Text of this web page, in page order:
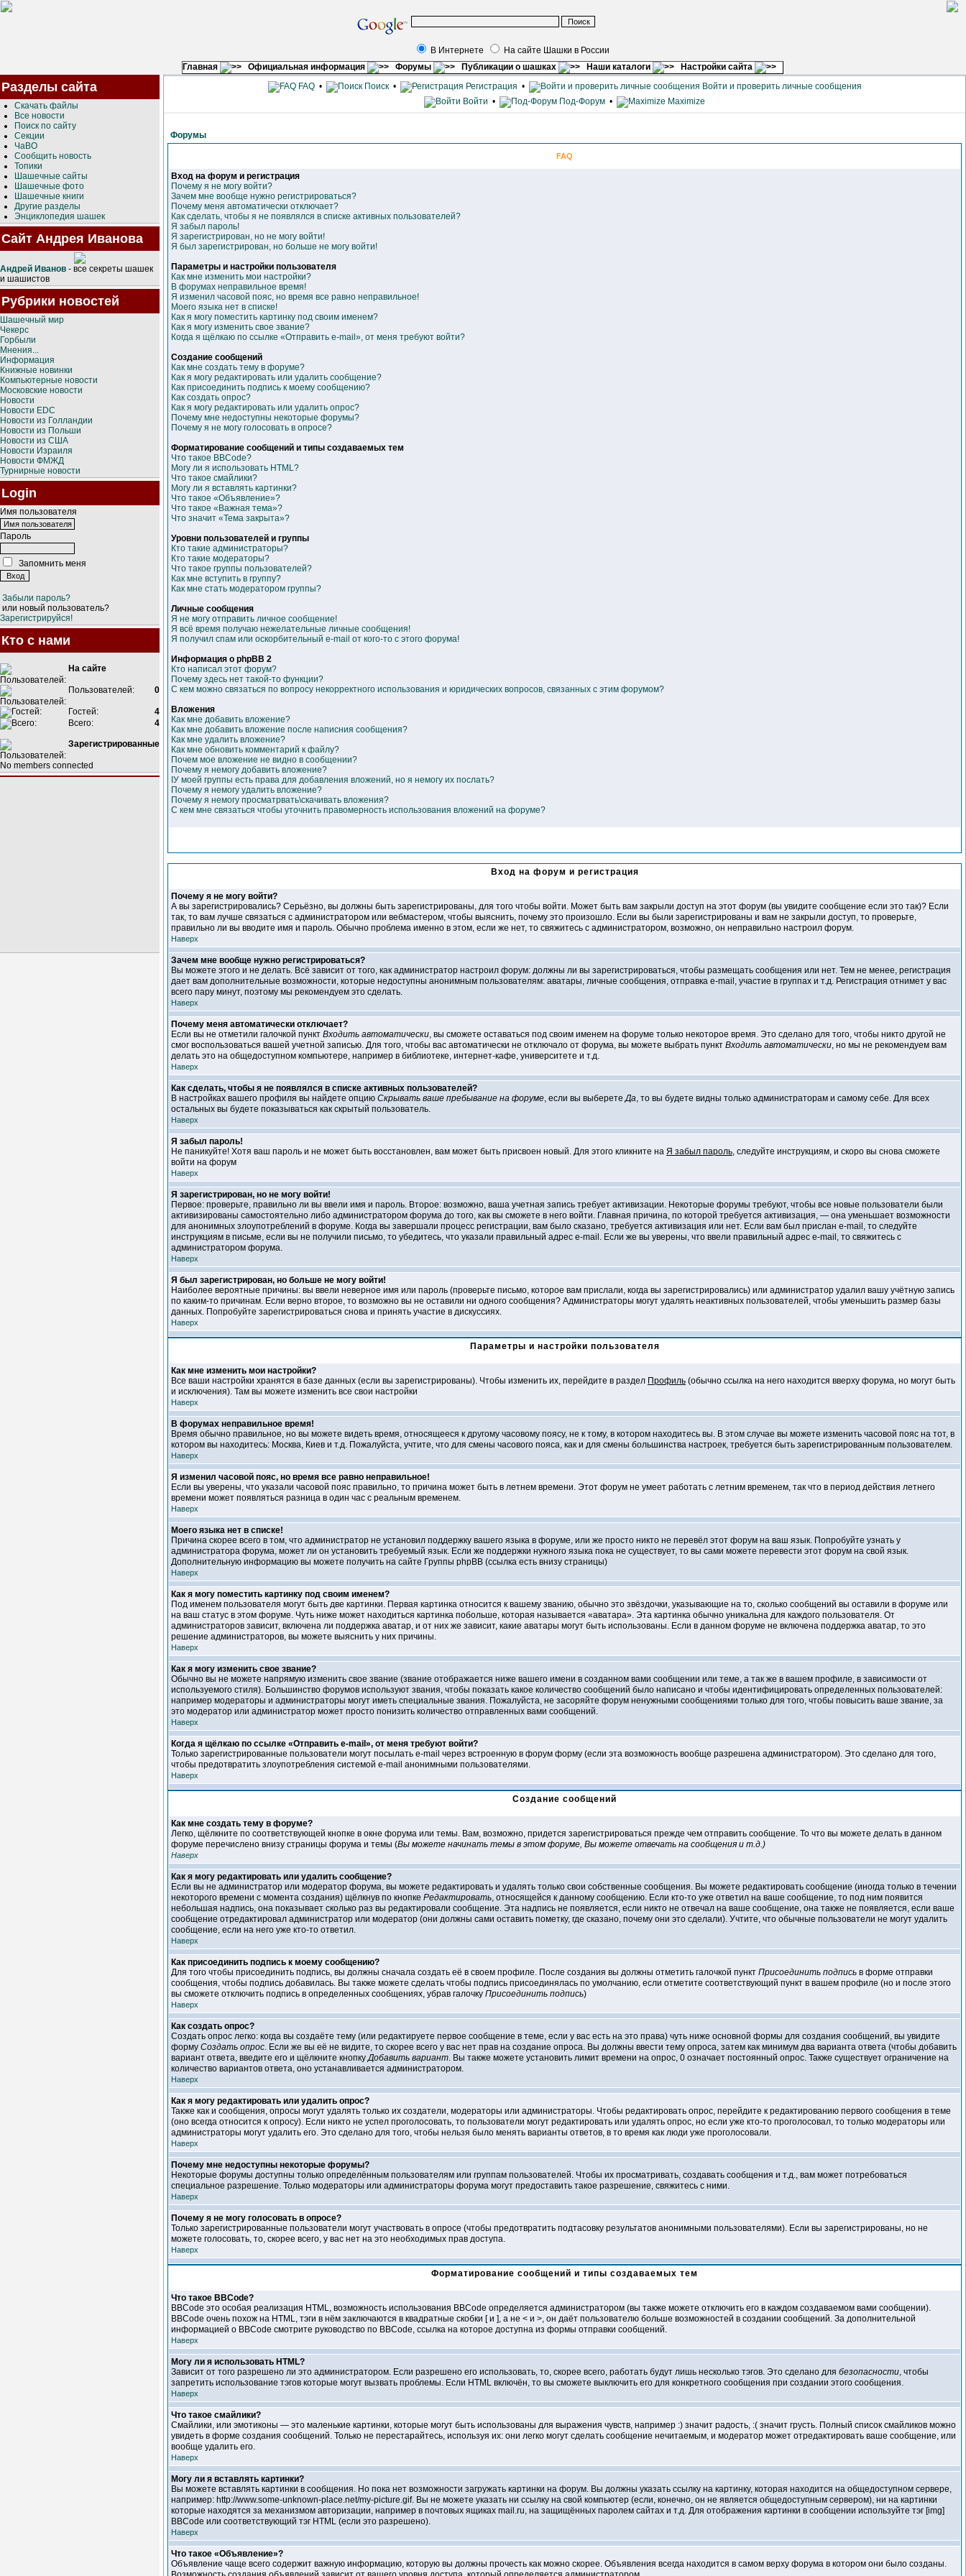
В Интернете
На сайте Шашки в России
Главная
Официальная информация Форумы Публикации о шашках Наши каталоги Настройки сайта
Разделы сайта
Скачать файлы
Все новости
Поиск по сайту
Секции
ЧаВО
Сообщить новость
Топики
Шашечные сайты
Шашечные фото
Шашечные книги
Другие разделы
Энциклопедия шашек
Сайт Андрея Иванова
Андрей Иванов - все секреты шашек
и шашистов
Рубрики новостей
Шашечный мир
Чекерс
Горбыли
Мнения...
Информация
Книжные новинки
Компьютерные новости
Московские новости
Новости
Новости EDC
Новости из Голландии
Новости из Польши
Новости из США
Новости Израиля
Новости ФМЖД
Турнирные новости
Login
Имя пользователя
Пароль
Запомнить меня
Забыли пароль?
или новый пользователь?
Зарегистрируйся!
Кто с нами
На сайте
Пользователей: 0
Гостей:
4
Всего:
4
Зарегистрированные
No members connected
FAQ• Поиск• Регистрация •
Войти и проверить личные сообщения
Войти • Под-Форум • Maximize
Форумы
FAQ
Вход на форум и регистрация
Почему я не могу войти?
Зачем мне вообще нужно регистрироваться?
Почему меня автоматически отключает?
Как сделать, чтобы я не появлялся в списке активных пользователей?
Я забыл пароль!
Я зарегистрирован, но не могу войти!
Я был зарегистрирован, но больше не могу войти!
Параметры и настройки пользователя
Как мне изменить мои настройки?
В форумах неправильное время!
Я изменил часовой пояс, но время все равно неправильное!
Моего языка нет в списке!
Как я могу поместить картинку под своим именем?
Как я могу изменить свое звание?
Когда я щёлкаю по ссылке «Отправить e-mail», от меня требуют войти?
Создание сообщений
Как мне создать тему в форуме?
Как я могу редактировать или удалить сообщение?
Как присоединить подпись к моему сообщению?
Как создать опрос?
Как я могу редактировать или удалить опрос?
Почему мне недоступны некоторые форумы?
Почему я не могу голосовать в опросе?
Форматирование сообщений и типы создаваемых тем
Что такое BBCode?
Могу ли я использовать HTML?
Что такое смайлики?
Могу ли я вставлять картинки?
Что такое «Объявление»?
Что такое «Важная тема»?
Что значит «Тема закрыта»?
Уровни пользователей и группы
Кто такие администраторы?
Кто такие модераторы?
Что такое группы пользователей?
Как мне вступить в группу?
Как мне стать модератором группы?
Личные сообщения
Я не могу отправить личное сообщение!
Я всё время получаю нежелательные личные сообщения!
Я получил спам или оскорбительный e-mail от кого-то с этого форума!
Информация о phpBB 2
Кто написал этот форум?
Почему здесь нет такой-то функции?
С кем можно связаться по вопросу некорректного использования и юридических вопросов, связанных с этим форумом?
Вложения
Как мне добавить вложение?
Как мне добавить вложение после написния сообщения?
Как мне удалить вложение?
Как мне обновить комментарий к файлу?
Почем мое вложение не видно в сообщении?
Почему я немогу добавить вложение?
IУ моей группы есть права для добавления вложений, но я немогу их послать?
Почему я немогу удалить вложение?
Почему я немогу просматрвать\скачивать вложения?
С кем мне связаться чтобы уточнить правомерность использования вложений на форуме?
Вход на форум и регистрация
Почему я не могу войти?
А вы зарегистрировались? Серьёзно, вы должны быть зарегистрированы, для того чтобы войти. Может быть вам закрыли доступ на этот форум (вы увидите сообщение если это так)? Если
так, то вам лучше связаться с администратором или вебмастером, чтобы выяснить, почему это произошло. Если вы были зарегистрированы и вам не закрыли доступ, то проверьте,
правильно ли вы вводите имя и пароль. Обычно проблема именно в этом, если же нет, то свяжитесь с администратором, возможно, он неправильно настроил форум.
Наверх
Зачем мне вообще нужно регистрироваться?
Вы можете этого и не делать. Всё зависит от того, как администратор настроил форум: должны ли вы зарегистрироваться, чтобы размещать сообщения или нет. Тем не менее, регистрация
дает вам дополнительные возможности, которые недоступны анонимным пользователям: аватары, личные сообщения, отправка e-mail, участие в группах и т.д. Регистрация отнимет у вас
всего пару минут, поэтому мы рекомендуем это сделать.
Наверх
Почему меня автоматически отключает?
Если вы не отметили галочкой пункт Входить автоматически, вы сможете оставаться под своим именем на форуме только некоторое время. Это сделано для того, чтобы никто другой не
смог воспользоваться вашей учетной записью. Для того, чтобы вас автоматически не отключало от форума, вы можете выбрать пункт Входить автоматически, но мы не рекомендуем вам
делать это на общедоступном компьютере, например в библиотеке, интернет-кафе, университете и т.д.
Наверх
Как сделать, чтобы я не появлялся в списке активных пользователей?
В настройках вашего профиля вы найдете опцию Скрывать ваше пребывание на форуме, если вы выберетеДа, то вы будете видны только администраторам и самому себе. Для всех
остальных вы будете показываться как скрытый пользователь.
Наверх
Я забыл пароль!
Не паникуйте! Хотя ваш пароль и не может быть восстановлен, вам может быть присвоен новый. Для этого кликните на Я забыл пароль, следуйте инструкциям, и скоро вы снова сможете
войти на форум
Наверх
Я зарегистрирован, но не могу войти!
Первое: проверьте, правильно ли вы ввели имя и пароль. Второе: возможно, ваша учетная запись требует активизации. Некоторые форумы требуют, чтобы все новые пользователи были
активизированы самостоятельно либо администратором форума до того, как вы сможете в него войти. Главная причина, по которой требуется активизация, — она уменьшает возможности
для анонимных злоупотреблений в форуме. Когда вы завершали процесс регистрации, вам было сказано, требуется активизация или нет. Если вам был прислан e-mail, то следуйте
инструкциям в письме, если вы не получили письмо, то убедитесь, что указали правильный адрес e-mail. Если же вы уверены, что ввели правильный адрес e-mail, то свяжитесь с
администратором форума.
Наверх
Я был зарегистрирован, но больше не могу войти!
Наиболее вероятные причины: вы ввели неверное имя или пароль (проверьте письмо, которое вам прислали, когда вы зарегистрировались) или администратор удалил вашу учётную запись
по каким-то причинам. Если верно второе, то возможно вы не оставили ни одного сообщения? Администраторы могут удалять неактивных пользователей, чтобы уменьшить размер базы
данных. Попробуйте зарегистрироваться снова и принять участие в дискуссиях.
Наверх
Параметры и настройки пользователя
Как мне изменить мои настройки?
Все ваши настройки хранятся в базе данных (если вы зарегистрированы). Чтобы изменить их, перейдите в раздел Профиль (обычно ссылка на него находится вверху форума, но могут быть
и исключения). Там вы можете изменить все свои настройки
Наверх
В форумах неправильное время!
Время обычно правильное, но вы можете видеть время, относящееся к другому часовому поясу, не к тому, в котором находитесь вы. В этом случае вы можете изменить часовой пояс на тот, в
котором вы находитесь: Москва, Киев и т.д. Пожалуйста, учтите, что для смены часового пояса, как и для смены большинства настроек, требуется быть зарегистрированным пользователем.
Наверх
Я изменил часовой пояс, но время все равно неправильное!
Если вы уверены, что указали часовой пояс правильно, то причина может быть в летнем времени. Этот форум не умеет работать с летним временем, так что в период действия летнего
времени может появляться разница в один час с реальным временем.
Наверх
Моего языка нет в списке!
Причина скорее всего в том, что администратор не установил поддержку вашего языка в форуме, или же просто никто не перевёл этот форум на ваш язык. Попробуйте узнать у
администратора форума, может ли он установить требуемый язык. Если же поддержки нужного языка пока не существует, то вы сами можете перевести этот форум на свой язык.
Дополнительную информацию вы можете получить на сайте Группы phpBB (ссылка есть внизу страницы)
Наверх
Как я могу поместить картинку под своим именем?
Под именем пользователя могут быть две картинки. Первая картинка относится к вашему званию, обычно это звёздочки, указывающие на то, сколько сообщений вы оставили в форуме или
на ваш статус в этом форуме. Чуть ниже может находиться картинка побольше, которая называется «аватара». Эта картинка обычно уникальна для каждого пользователя. От
администраторов зависит, включена ли поддержка аватар, и от них же зависит, какие аватары могут быть использованы. Если в данном форуме не включена поддержка аватар, то это
решение администраторов, вы можете выяснить у них причины.
Наверх
Как я могу изменить свое звание?
Обычно вы не можете напрямую изменить свое звание (звание отображается ниже вашего имени в созданном вами сообщении или теме, а так же в вашем профиле, в зависимости от
используемого стиля). Большинство форумов используют звания, чтобы показать какое количество сообщений было написано и чтобы идентифицировать определенных пользователей:
например модераторы и администраторы могут иметь специальные звания. Пожалуйста, не засоряйте форум ненужными сообщениями только для того, чтобы повысить ваше звание, за
это модератор или администратор может просто понизить количество отправленных вами сообщений.
Наверх
Когда я щёлкаю по ссылке «Отправить e-mail», от меня требуют войти?
Только зарегистрированные пользователи могут посылать e-mail через встроенную в форум форму (если эта возможность вообще разрешена администратором). Это сделано для того,
чтобы предотвратить злоупотребления системой e-mail анонимными пользователями.
Наверх
Создание сообщений
Как мне создать тему в форуме?
Легко, щёлкните по соответствующей кнопке в окне форума или темы. Вам, возможно, придется зарегистрироваться прежде чем отправить сообщение. То что вы можете делать в данном
форуме перечислено внизу страницы форума и темы (Вы можете начинать темы в этом форуме, Вы можете отвечать на сообщения и т.д.)
Наверх
Как я могу редактировать или удалить сообщение?
Если вы не администратор или модератор форума, вы можете редактировать и удалять только свои собственные сообщения. Вы можете редактировать сообщение (иногда только в течении
некоторого времени с момента создания) щёлкнув по кнопке Редактировать, относящейся к данному сообщению. Если кто-то уже ответил на ваше сообщение, то под ним появится
небольшая надпись, она показывает сколько раз вы редактировали сообщение. Эта надпись не появляется, если никто не отвечал на ваше сообщение, она также не появляется, если ваше
сообщение отредактировал администратор или модератор (они должны сами оставить пометку, где сказано, почему они это сделали). Учтите, что обычные пользователи не могут удалить
сообщение, если на него уже кто-то ответил.
Наверх
Как присоединить подпись к моему сообщению?
Для того чтобы присоединить подпись, вы должны сначала создать её в своем профиле. После создания вы должны отметить галочкой пункт Присоединить подпись в форме отправки
сообщения, чтобы подпись добавилась. Вы также можете сделать чтобы подпись присоединялась по умолчанию, если отметите соответствующий пункт в вашем профиле (но и после этого
вы сможете отключить подпись в определенных сообщениях, убрав галочку Присоединить подпись)
Наверх
Как создать опрос?
Создать опрос легко: когда вы создаёте тему (или редактируете первое сообщение в теме, если у вас есть на это права) чуть ниже основной формы для создания сообщений, вы увидите
форму Создать опрос. Если же вы её не видите, то скорее всего у вас нет прав на создание опроса. Вы должны ввести тему опроса, затем как минимум два варианта ответа (чтобы добавить
вариант ответа, введите его и щёлкните кнопкуДобавить вариант. Вы также можете установить лимит времени на опрос, 0 означает постоянный опрос. Также существует ограничение на
количество вариантов ответа, оно устанавливается администратором.
Наверх
Как я могу редактировать или удалить опрос?
Также как и сообщения, опросы могут удалять только их создатели, модераторы или администраторы. Чтобы редактировать опрос, перейдите к редактированию первого сообщения в теме
(оно всегда относится к опросу). Если никто не успел проголосовать, то пользователи могут редактировать или удалять опрос, но если уже кто-то проголосовал, то только модераторы или
администраторы могут удалить его. Это сделано для того, чтобы нельзя было менять варианты ответов, в то время как люди уже проголосовали.
Наверх
Почему мне недоступны некоторые форумы?
Некоторые форумы доступны только определённым пользователям или группам пользователей. Чтобы их просматривать, создавать сообщения и т.д., вам может потребоваться
специальное разрешение. Только модераторы или администраторы форума могут предоставить такое разрешение, свяжитесь с ними.
Наверх
Почему я не могу голосовать в опросе?
Только зарегистрированные пользователи могут участвовать в опросе (чтобы предотвратить подтасовку результатов анонимными пользователями). Если вы зарегистрированы, но не
можете голосовать, то, скорее всего, у вас нет на это необходимых прав доступа.
Наверх
Форматирование сообщений и типы создаваемых тем
Что такое BBCode?
BBCode это особая реализация HTML, возможность использования BBCode определяется администратором (вы также можете отключить его в каждом создаваемом вами сообщении).
BBCode очень похож на HTML, тэги в нём заключаются в квадратные скобки [ и ], а не < и >, он даёт пользователю больше возможностей в создании сообщений. За дополнительной
информацией о BBCode смотрите руководство по BBCode, ссылка на которое доступна из формы отправки сообщений.
Наверх
Могу ли я использовать HTML?
Зависит от того разрешено ли это администратором. Если разрешено его использовать, то, скорее всего, работать будут лишь несколько тэгов. Это сделано для безопасности, чтобы
запретить использование тэгов которые могут вызвать проблемы. Если HTML включён, то вы сможете выключить его для конкретного сообщения при создании этого сообщения.
Наверх
Что такое смайлики?
Смайлики, или эмотиконы — это маленькие картинки, которые могут быть использованы для выражения чувств, например :) значит радость, :( значит грусть. Полный список смайликов можно
увидеть в форме создания сообщений. Только не перестарайтесь, используя их: они легко могут сделать сообщение нечитаемым, и модератор может отредактировать ваше сообщение, или
вообще удалить его.
Наверх
Могу ли я вставлять картинки?
Вы можете вставлять картинки в сообщения. Но пока нет возможности загружать картинки на форум. Вы должны указать ссылку на картинку, которая находится на общедоступном сервере,
например: http://www.some-unknown-place.net/my-picture.gif. Вы не можете указать ни ссылку на свой компьютер (если, конечно, он не является общедоступным сервером), ни на картинки
которые находятся за механизмом авторизации, например в почтовых ящиках mail.ru, на защищённых паролем сайтах и т.д. Для отображения картинки в сообщении используйте тэг [img]
BBCode или соответствующий тэг HTML (если это разрешено).
Наверх
Что такое «Объявление»?
Объявление чаще всего содержит важную информацию, которую вы должны прочесть как можно скорее. Объявления всегда находится в самом верху форума в котором они было созданы.